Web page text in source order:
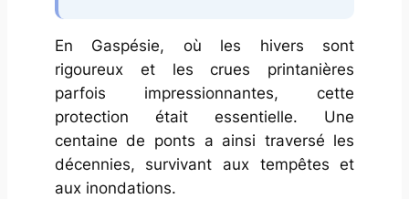
En Gaspésie, où les hivers sont
rigoureux et les crues printanières
parfois impressionnantes, cette
protection était essentielle. Une
centaine de ponts a ainsi traversé les
décennies, survivant aux tempêtes et
aux inondations.